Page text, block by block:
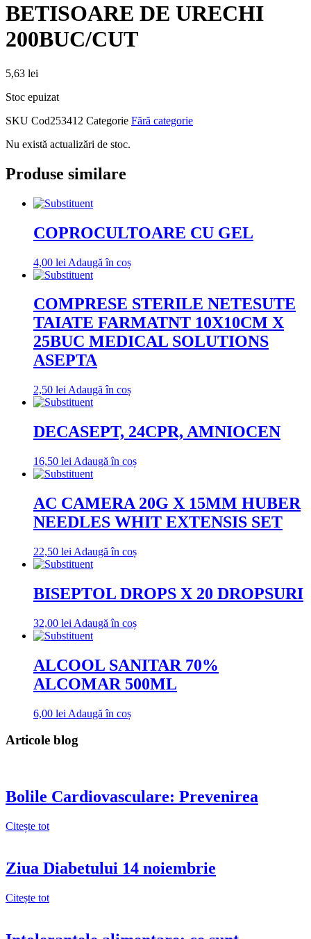
BETISOARE DE URECHI
200BUC/CUT
5,63 lei
Stoc epuizat
SKU Cod253412 Categorie Fără categorie
Nu există actualizări de stoc.
Produse similare
COPROCULTOARE CU GEL
4,00 lei Adaugă în coș
COMPRESE STERILE NETESUTE
TAIATE FARMATNT 10X10CM X
25BUC MEDICAL SOLUTIONS
ASEPTA
2,50 lei Adaugă în coș
DECASEPT, 24CPR, AMNIOCEN
16,50 lei Adaugă în coș
AC CAMERA 20G X 15MM HUBER
NEEDLES WHIT EXTENSIS SET
22,50 lei Adaugă în coș
BISEPTOL DROPS X 20 DROPSURI
32,00 lei Adaugă în coș
ALCOOL SANITAR 70%
ALCOMAR 500ML
6,00 lei Adaugă în coș
Articole blog
Bolile Cardiovasculare: Prevenirea
Citește tot
Ziua Diabetului 14 noiembrie
Citește tot